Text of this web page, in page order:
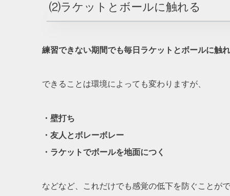
⑵ラケットとボールに触れる
練習できない期間でも毎日ラケットとボールに触
できることは環境によっても変わりますが、
・壁打ち
・友人とボレーボレー
・ラケットでボールを地面につく
などなど、これだけでも感覚の低下を防ぐことがで